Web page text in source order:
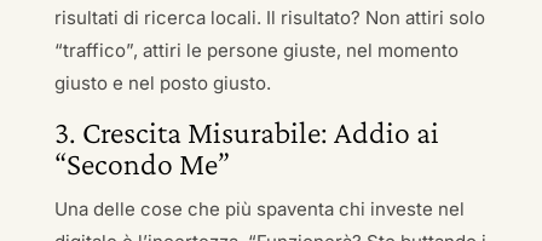
risultati di ricerca locali. Il risultato? Non attiri solo
“traffico”, attiri le persone giuste, nel momento
giusto e nel posto giusto.
3. Crescita Misurabile: Addio ai
“Secondo Me”
Una delle cose che più spaventa chi investe nel